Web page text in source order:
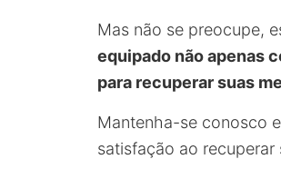
Mas não se preocupe,
equipado não apenas
para recuperar suas
Mantenha-se conosco
satisfação ao recuperar